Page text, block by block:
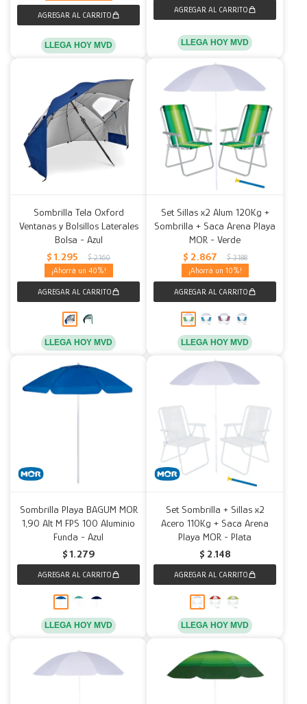
LLEGA HOY MVD LLEGA HOY MVD
Sombrilla Tela Oxford
Ventanas y Bolsillos Laterales
Bolsa - Azul
$ 1.295 $ 2.160
40
LLEGA HOY MVD
Set Sillas x2 Alum 120Kg +
Sombrilla + Saca Arena Playa
MOR - Verde
$ 2.867 $ 3.188
10
LLEGA HOY MVD
Sombrilla Playa BAGUM MOR
1,90 Alt M FPS 100 Aluminio
Funda - Azul
$ 1.279
LLEGA HOY MVD
Set Sombrilla + Sillas x2
Acero 110Kg + Saca Arena
Playa MOR - Plata
$ 2.148
LLEGA HOY MVD